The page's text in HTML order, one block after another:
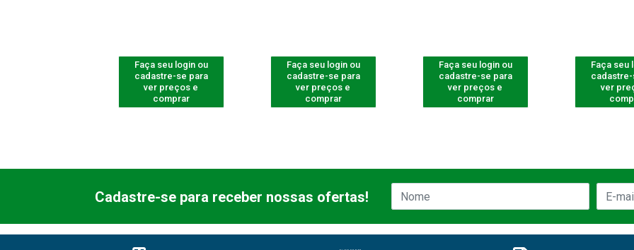
Faça seu login ou
cadastre-se para
ver preços e
comprar
Faça seu login ou
cadastre-se para
ver preços e
comprar
Faça seu login ou
cadastre-se para
ver preços e
comprar
Faça seu
ver
Cadastre-se para receber nossas ofertas!